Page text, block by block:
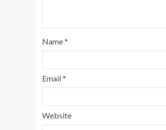
Name*
Email*
Website